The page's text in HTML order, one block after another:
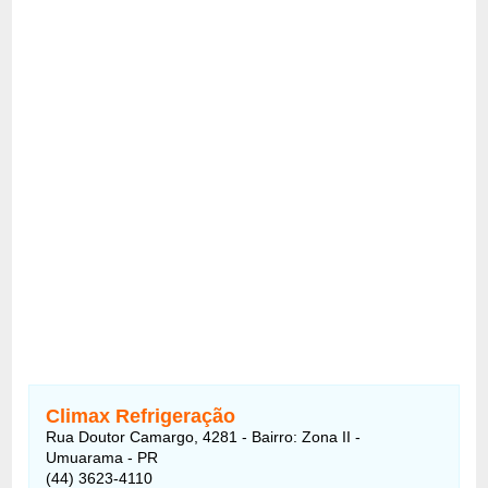
Climax Refrigeração
Rua Doutor Camargo, 4281 - Bairro: Zona II -
Umuarama - PR
(44) 3623-4110